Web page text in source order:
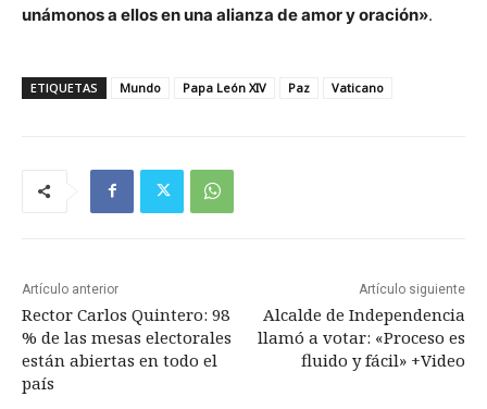
unámonos a ellos en una alianza de amor y oración».
ETIQUETAS Mundo Papa León XIV Paz Vaticano
Artículo anterior
Rector Carlos Quintero: 98
% de las mesas electorales
están abiertas en todo el
país
Artículo siguiente
Alcalde de Independencia
llamó a votar: «Proceso es
fluido y fácil» +Video